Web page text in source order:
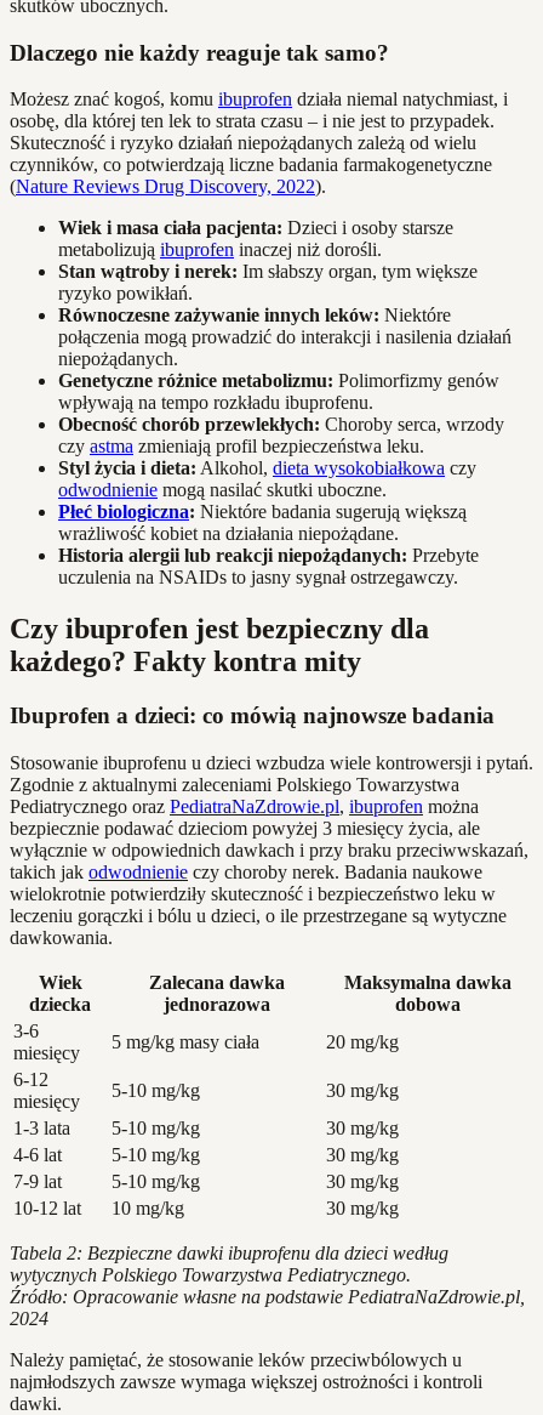
skutków ubocznych.
Dlaczego nie każdy reaguje tak samo?
Możesz znać kogoś, komu ibuprofen działa niemal natychmiast, i
osobę, dla której ten lek to strata czasu – i nie jest to przypadek.
Skuteczność i ryzyko działań niepożądanych zależą od wielu
czynników, co potwierdzają liczne badania farmakogenetyczne
(Nature Reviews Drug Discovery, 2022).
Wiek i masa ciała pacjenta: Dzieci i osoby starsze
metabolizują ibuprofen inaczej niż dorośli.
Stan wątroby i nerek: Im słabszy organ, tym większe
ryzyko powikłań.
Równoczesne zażywanie innych leków: Niektóre
połączenia mogą prowadzić do interakcji i nasilenia działań
niepożądanych.
Genetyczne różnice metabolizmu: Polimorfizmy genów
wpływają na tempo rozkładu ibuprofenu.
Obecność chorób przewlekłych: Choroby serca, wrzody
czy astma zmieniają profil bezpieczeństwa leku.
Styl życia i dieta: Alkohol, dieta wysokobiałkowa czy
odwodnienie mogą nasilać skutki uboczne.
Płeć biologiczna: Niektóre badania sugerują większą
wrażliwość kobiet na działania niepożądane.
Historia alergii lub reakcji niepożądanych: Przebyte
uczulenia na NSAIDs to jasny sygnał ostrzegawczy.
Czy ibuprofen jest bezpieczny dla
każdego? Fakty kontra mity
Ibuprofen a dzieci: co mówią najnowsze badania
Stosowanie ibuprofenu u dzieci wzbudza wiele kontrowersji i pytań.
Zgodnie z aktualnymi zaleceniami Polskiego Towarzystwa
Pediatrycznego oraz PediatraNaZdrowie.pl, ibuprofen można
bezpiecznie podawać dzieciom powyżej 3 miesięcy życia, ale
wyłącznie w odpowiednich dawkach i przy braku przeciwwskazań,
takich jak odwodnienie czy choroby nerek. Badania naukowe
wielokrotnie potwierdziły skuteczność i bezpieczeństwo leku w
leczeniu gorączki i bólu u dzieci, o ile przestrzegane są wytyczne
dawkowania.
Wiek
dziecka
Zalecana dawka
jednorazowa
Maksymalna dawka
dobowa
3-6
miesięcy
5 mg/kg masy ciała
20 mg/kg
6-12
miesięcy
5-10 mg/kg
30 mg/kg
1-3 lata
5-10 mg/kg
30 mg/kg
4-6 lat
5-10 mg/kg
30 mg/kg
7-9 lat
5-10 mg/kg
30 mg/kg
10-12 lat
10 mg/kg 30 mg/kg
Tabela 2: Bezpieczne dawki ibuprofenu dla dzieci według
wytycznych Polskiego Towarzystwa Pediatrycznego.
Źródło: Opracowanie własne na podstawie PediatraNaZdrowie.pl,
2024
Należy pamiętać, że stosowanie leków przeciwbólowych u
najmłodszych zawsze wymaga większej ostrożności i kontroli
dawki.